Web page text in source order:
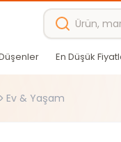
En Düşük
Ev & Yaşam